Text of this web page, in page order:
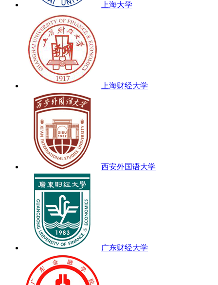
上海大学
上海财经大学
西安外国语大学
广东财经大学